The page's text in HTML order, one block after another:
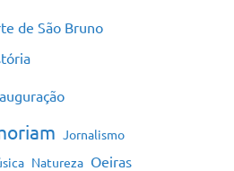
de São Bruno
Jornalismo
Natureza Oeiras